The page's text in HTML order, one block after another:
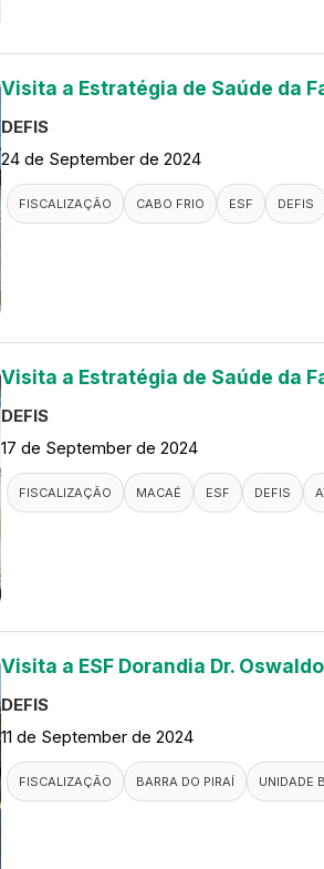
Visita a Estratégia de Saúde da
DEFIS
24 de September de 2024
FISCALIZAÇÃO CABO FRIO ESF DEFIS
Visita a Estratégia de Saúde da
DEFIS
17 de September de 2024
FISCALIZAÇÃO MACAÉ ESF DEFIS
Visita a ESF Dorandia Dr.
DEFIS
11 de September de 2024
FISCALIZAÇÃO BARRA DO PIRAÍ UNIDADE